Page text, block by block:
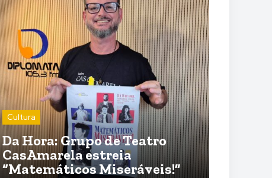
Cultura
Da Hora: Grupo de Teatro
CasAmarela estreia
“Matemáticos Miseráveis!”